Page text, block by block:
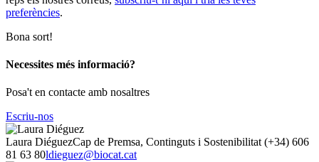
preferències.
Bona sort!
Necessites més informació?
Posa't en contacte amb nosaltres
Escriu-nos
Laura DiéguezCap de Premsa, Continguts i Sostenibilitat(+34) 606
81 63 80ldieguez@biocat.cat